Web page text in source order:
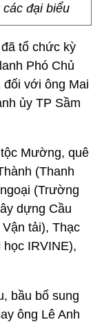
đại biểu
tổ chức kỳ
Phó Chủ
đối với ông Mai
ủy TP Sầm
Mường, quê
(Thanh
(Trường
dựng Cầu
tải), Thạc
IRVINE),
bầu bổ sung
ông Lê Anh